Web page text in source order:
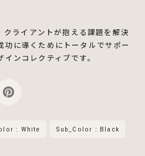
ライアントが抱える課題を解決
功に導くためにトータルでサポー
ンコレクティブです。
: White Sub_Color : Black